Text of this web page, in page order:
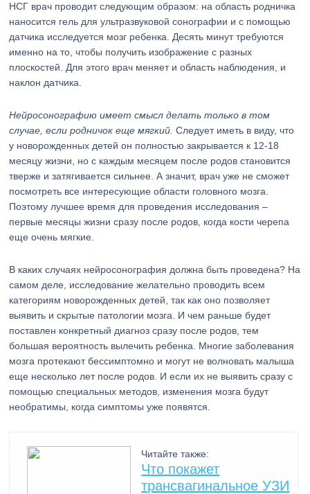
НСГ врач проводит следующим образом: на область родничка
наносится гель для ультразвуковой сонографии и с помощью
датчика исследуется мозг ребенка. Десять минут требуются
именно на то, чтобы получить изображение с разных
плоскостей. Для этого врач меняет и область наблюдения, и
наклон датчика.
Нейросонографию имеет смысл делать только в том
случае, если родничок еще мягкий.Следует иметь в виду, что
у новорожденных детей он полностью закрывается к 12-18
месяцу жизни, но с каждым месяцем после родов становится
тверже и затягивается сильнее. А значит, врач уже не сможет
посмотреть все интересующие области головного мозга.
Поэтому лучшее время для проведения исследования –
первые месяцы жизни сразу после родов, когда кости черепа
еще очень мягкие.
В каких случаях нейросонография должна быть проведена? На
самом деле, исследование желательно проводить всем
категориям новорожденных детей, так как оно позволяет
выявить и скрытые патологии мозга. И чем раньше будет
поставлен конкретный диагноз сразу после родов, тем
большая вероятность вылечить ребенка. Многие заболевания
мозга протекают бессимптомно и могут не волновать малыша
еще несколько лет после родов. И если их не выявить сразу с
помощью специальных методов, изменения мозга будут
необратимы, когда симптомы уже появятся.
Читайте также:
Что покажет
трансвагинальное УЗИ